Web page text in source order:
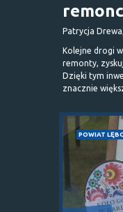
Patrycja
Kolejne drogi
remonty,
Dzięki tym
znacznie
POWIAT